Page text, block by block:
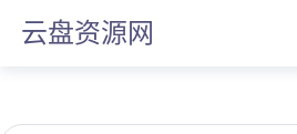
云盘资源网